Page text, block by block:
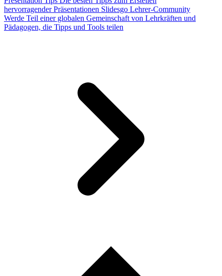
hervorragender Präsentationen Slidesgo Lehrer-Community
Werde Teil einer globalen Gemeinschaft von Lehrkräften und
Pädagogen, die Tipps und Tools teilen